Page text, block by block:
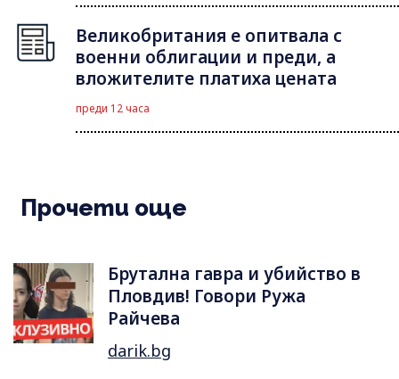
Великобритания е опитвала с
военни облигации и преди, а
вложителите платиха цената
преди 12 часа
Прочети още
Брутална гавра и убийство в
Пловдив! Говори Ружа
Райчева
darik.bg